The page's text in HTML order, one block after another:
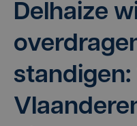
Del­hai­ze
stan­di­gen: